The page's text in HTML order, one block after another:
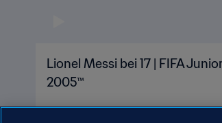
Lionel Messi bei 17 | FIFA